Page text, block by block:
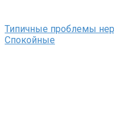
Типичные проблемы
Спокойные